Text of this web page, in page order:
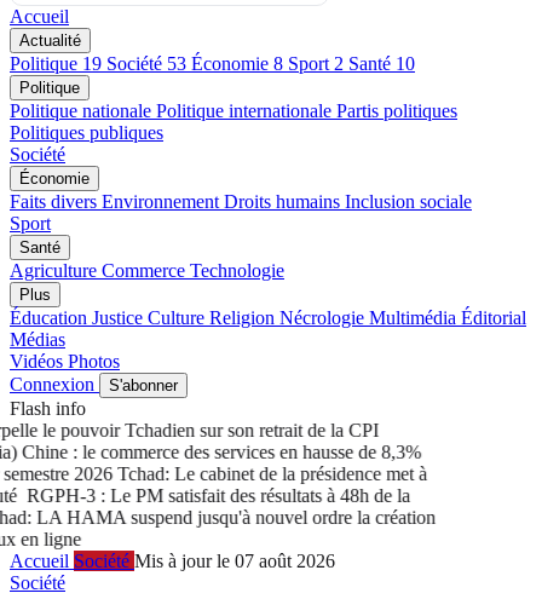
Accueil
Actualité
Politique 19 Société 53 Économie 8 Sport 2 Santé 10
Politique
Politique nationale Politique internationale Partis politiques
Politiques publiques
Société
Économie
Faits divers Environnement Droits humains Inclusion sociale
Sport
Santé
Agriculture Commerce Technologie
Plus
Éducation Justice Culture Religion Nécrologie Multimédia Éditorial
Médias
Vidéos Photos
Connexion
S'abonner
Flash info
le pouvoir Tchadien sur son retrait de la CPI
: le commerce des services en hausse de 8,3%
2026Tchad: Le cabinet de la présidence met à
RGPH-3 : Le PM satisfait des résultats à 48h de la
LA HAMA suspend jusqu'à nouvel ordre la création
ligne
Accueil Société Mis à jour le 07 août 2026
Société